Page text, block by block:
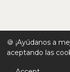
🍪 ¡Ayúdanos a
aceptando las